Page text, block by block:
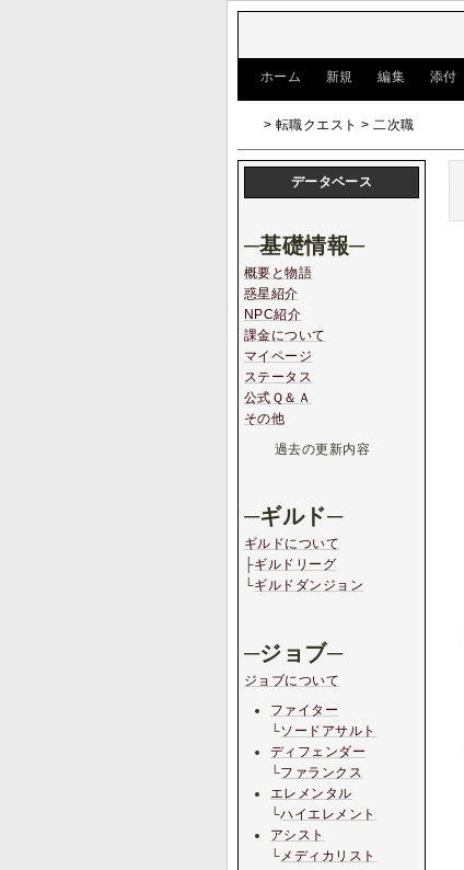
ホーム 新規 編集 添付
> 転職クエスト > 二次職
データベース
─基礎情報─
概要と物語
惑星紹介
NPC紹介
課金について
マイページ
ステータス
公式Ｑ＆Ａ
その他
過去の更新内容
─ギルド─
ギルドについて
├ギルドリーグ
└ギルドダンジョン
─ジョブ─
ジョブについて
ファイター
└ソードアサルト
ディフェンダー
└ファランクス
エレメンタル
└ハイエレメント
アシスト
└メディカリスト